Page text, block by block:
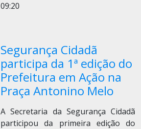
09:20
Segurança Cidadã
participa da 1ª edição do
Prefeitura em Ação na
Praça Antonino Melo
A Secretaria da Segurança Cidadã
participou da primeira edição do